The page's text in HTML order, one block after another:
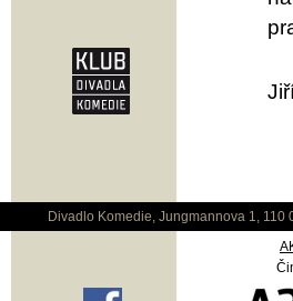
Divadlo Komedie, Jungmannova 1,